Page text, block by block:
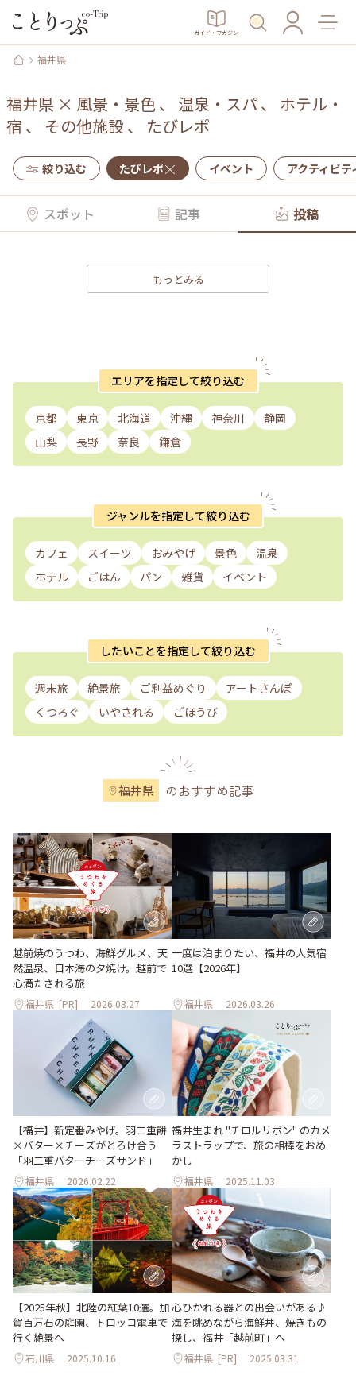
ガイド・マガジン
福井県
福井県 × 風景・景色、 温泉・スパ、 ホテル・
宿 、 その他施設、 たびレポ
絞り込む たびレポ イベント アクティビテ
スポット 記事 投稿
もっとみる
エリアを指定して絞り込む
京都 東京 北海道 沖縄 神奈川
静岡
山梨
長野 奈良 鎌倉
ジャンルを指定して絞り込む
カフェ スイーツ おみやげ 景色
温泉
ホテル
ごはん パン 雑貨 イベント
したいことを指定して絞り込む
週末旅 絶景旅 ご利益めぐり
アートさんぽ
くつろぐ
いやされる ごほうび
福井県 のおすすめ記事
越前焼のうつわ、海鮮グルメ、天
然温泉、日本海の夕焼け。越前で
心満たされる旅
福井県 [PR] 2026.03.27
一度は泊まりたい、福井の人気宿
10選【2026年】
福井県 2026.03.26
【福井】新定番みやげ。羽二重餅
×バター×チーズがとろけ合う
「羽二重バターチーズサンド」
福井県 2026.02.22
福井生まれ "チロルリボン" のカメ
ラストラップで、旅の相棒をおめ
かし
福井県 2025.11.03
【2025年秋】北陸の紅葉10選。加
賀百万石の庭園、トロッコ電車で
行く絶景へ
石川県 2025.10.16
心ひかれる器との出会いがある♪
海を眺めながら海鮮丼、焼きもの
探し、福井「越前町」へ
福井県 [PR] 2025.03.31